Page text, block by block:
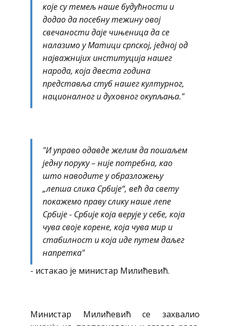
које су темељ наше будућности и
додао да посебну тежину овој
свечаности даје чињеница да се
налазимо у Матици српској, једној од
најважнијих институција нашег
народа, која двеста година
представља стуб нашег културног,
националног и духовног окупљања."
"И управо одавде желим да пошаљем
једну поруку – није потребна, као
што наводите у образложењу
„лепша слика Србије“, већ да свету
покажемо праву слику наше лепе
Србије - Србије која верује у себе, која
чува своје корене, која чува мир и
стабилност и која иде путем даљег
напретка"
- истакао је министар Милићевић.
Министар Милићевић се захвалио